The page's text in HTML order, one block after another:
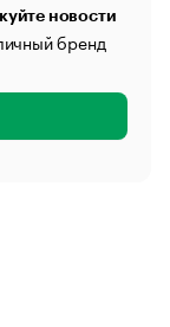
новости
бренд